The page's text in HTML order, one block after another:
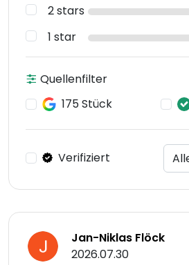
2 stars
1 star
Quellenfilter
175 Stück
Verifiziert
Jan-Niklas Flöck
2026.07.30